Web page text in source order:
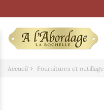
Accueil Fournitures et outillage